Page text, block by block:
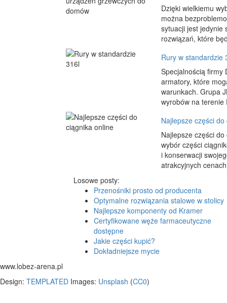
Dzięki wielkiemu
można
sytuacji jest jedynie
rozwiązań, które
Rury w standardzie
Specjalnością firmy
armatory, które
warunkach. Grupa
wyrobów na terenie
Najlepsze części
Najlepsze części
wybór części
i konserwacji
atrakcyjnych
Losowe posty:
Przenośniki prosto od producenta
Optymalne rozwiązania stalowe w stolicy
Najlepsze komponenty od Kramer
Certyfikowane węże farmaceutyczne
dostępne
Jakie części kupić?
Dokładniejsze mycie
www.lobez-arena.pl
Design: TEMPLATED Images: Unsplash (CC0)